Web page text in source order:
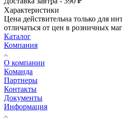
Характеристики
Цена действительна только для
отличаться от цен в розничных
Каталог
Компания
О компании
Команда
Партнеры
Контакты
Документы
Информация